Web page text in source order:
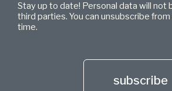
Stay up to date! Personal data will not
third parties. You can unsubscribe
time.
subscribe